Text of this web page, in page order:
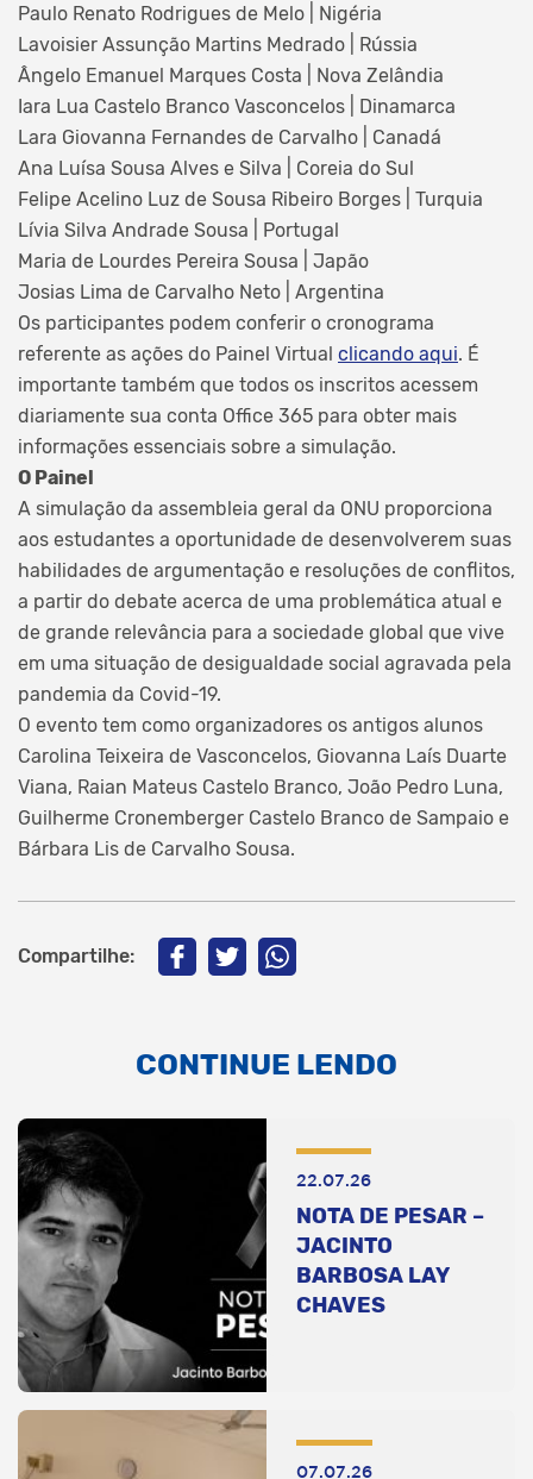
Paulo Renato Rodrigues de Melo | Nigéria
Lavoisier Assunção Martins Medrado | Rússia
Ângelo Emanuel Marques Costa | Nova Zelândia
Iara Lua Castelo Branco Vasconcelos | Dinamarca
Lara Giovanna Fernandes de Carvalho | Canadá
Ana Luísa Sousa Alves e Silva | Coreia do Sul
Felipe Acelino Luz de Sousa Ribeiro Borges | Turquia
Lívia Silva Andrade Sousa | Portugal
Maria de Lourdes Pereira Sousa | Japão
Josias Lima de Carvalho Neto | Argentina
Os participantes podem conferir o cronograma
referente as ações do Painel Virtual clicando aqui. É
importante também que todos os inscritos acessem
diariamente sua conta Office 365 para obter mais
informações essenciais sobre a simulação.
O Painel
A simulação da assembleia geral da ONU proporciona
aos estudantes a oportunidade de desenvolverem suas
habilidades de argumentação e resoluções de conflitos,
a partir do debate acerca de uma problemática atual e
de grande relevância para a sociedade global que vive
em uma situação de desigualdade social agravada pela
pandemia da Covid-19.
O evento tem como organizadores os antigos alunos
Carolina Teixeira de Vasconcelos, Giovanna Laís Duarte
Viana, Raian Mateus Castelo Branco, João Pedro Luna,
Guilherme Cronemberger Castelo Branco de Sampaio e
Bárbara Lis de Carvalho Sousa.
Compartilhe:
CONTINUE LENDO
22.07.26
NOTA DE PESAR –
JACINTO
BARBOSA LAY
CHAVES
07.07.26